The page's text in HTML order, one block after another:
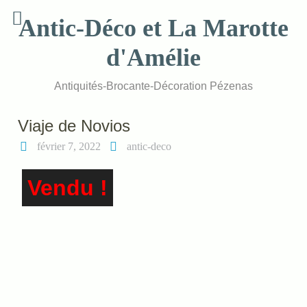
contentAntic-Déco et La Marotte
d'Amélie
Antiquités-Brocante-Décoration Pézenas
Viaje de Novios
février 7, 2022 antic-deco
Vendu !